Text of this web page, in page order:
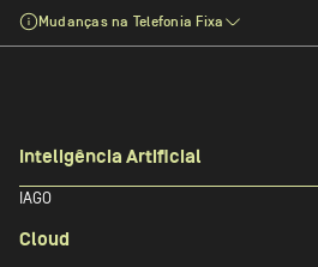
Mudanças na Telefonia Fixa
Inteligência Artificial
IAGO
Cloud